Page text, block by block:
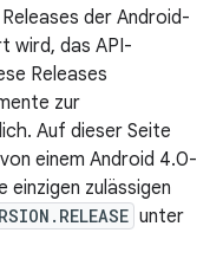
der Android-
wird, das API-
Releases
zur
Auf dieser Seite
einem Android 4.0-
einzigen zulässigen
unter